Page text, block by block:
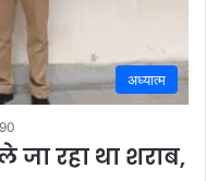
अध्यात्म
90
रहा था शराब,